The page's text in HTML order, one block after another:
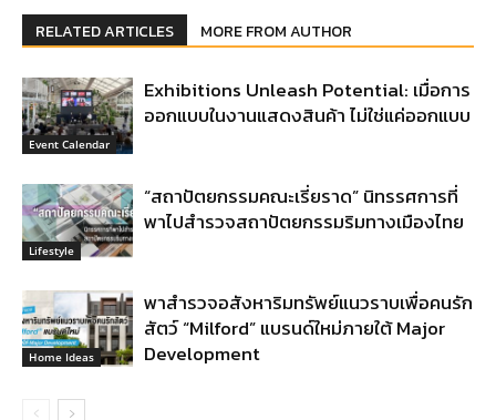
RELATED ARTICLES MORE FROM AUTHOR
Event Calendar
Exhibitions Unleash Potential: เมื่อการ
ออกแบบในงานแสดงสินค้า ไม่ใช่แค่ออกแบบ
Lifestyle
“สถาปัตยกรรมคณะเรี่ยราด” นิทรรศการที่
พาไปสำรวจสถาปัตยกรรมริมทางเมืองไทย
Home Ideas
พาสำรวจอสังหาริมทรัพย์แนวราบเพื่อคนรัก
สัตว์ “Milford” แบรนด์ใหม่ภายใต้ Major
Development